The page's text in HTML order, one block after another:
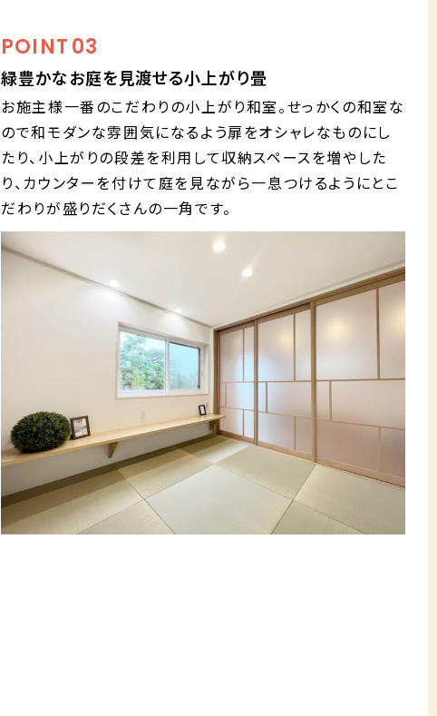
POINT03
緑豊かなお庭を見渡せる小上がり畳
お施主様一番のこだわりの小上がり和室。せっかくの和室な
ので和モダンな雰囲気になるよう扉をオシャレなものにし
たり、小上がりの段差を利用して収納スペースを増やした
り、カウンターを付けて庭を見ながら一息つけるようにとこ
だわりが盛りだくさんの一角です。